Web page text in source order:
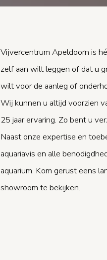
Vijvercentrum Apeldoorn is
zelf aan wilt leggen of dat u
wilt voor de aanleg of
Wij kunnen u altijd voorzien
25 jaar ervaring. Zo bent u
Naast onze expertise en
aquariavis en alle
aquarium. Kom gerust eens
showroom te bekijken.